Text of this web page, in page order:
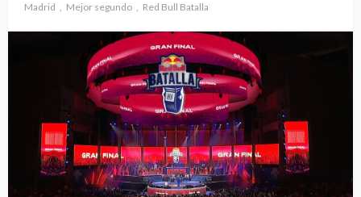
Madrid
Mejor segundo Red Bull Batalla